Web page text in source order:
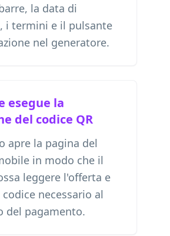
la data di
i termini e il pulsante
nel generatore.
esegue la
del codice QR
apre la pagina del
in modo che il
leggere l'offerta e
necessario al
del pagamento.